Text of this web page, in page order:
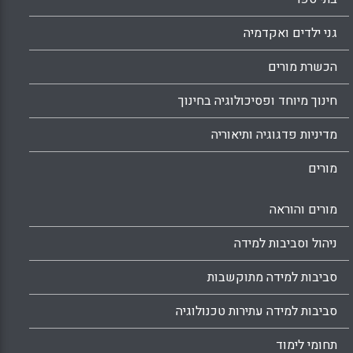
גני ילדים ואקדמיה
הכשרת מורים
חינוך מיוחד ופסיכולוגיה בחינוך
מדיניות פדגוגיה ותיאוריה
מורים
מורים והוראה
ניהול וסביבות למידה
סביבות למידה מתוקשבות
סביבות למידה עתירות טכנולוגיה
תחומי לימוד